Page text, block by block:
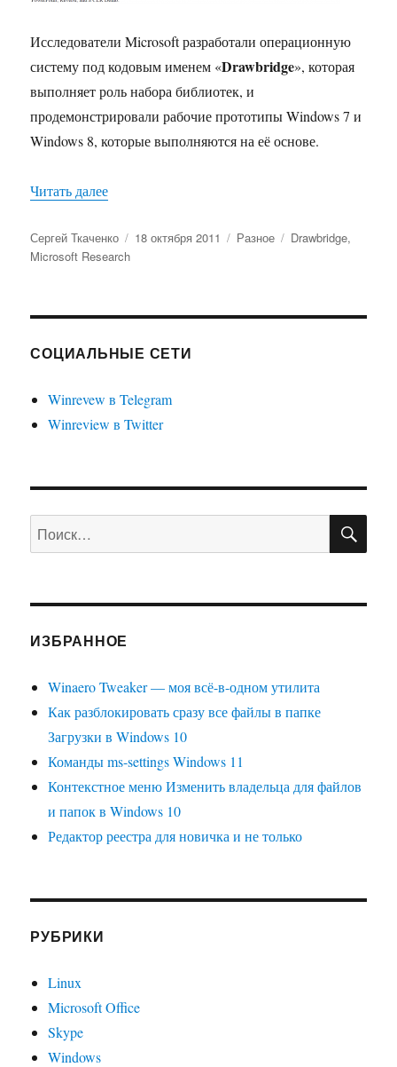
Исследователи Microsoft разработали операционную
систему под кодовым именем «Drawbridge», которая
выполняет роль набора библиотек, и
продемонстрировали рабочие прототипы Windows 7 и
Windows 8, которые выполняются на её основе.
Читать далее«Проект Microsoft Drawbridge — в поисках
Автор
Сергей Ткаченко Опубликовано
18 октября 2011 Рубрики
Разное Метки
Drawbridge,
Microsoft Research
СОЦИАЛЬНЫЕ СЕТИ
Winrevew в Telegram
Winreview в Twitter
Искать:
ИЗБРАННОЕ
Winaero Tweaker — моя всё-в-одном утилита
Как разблокировать сразу все файлы в папке
Загрузки в Windows 10
Команды ms-settings Windows 11
Контекстное меню Изменить владельца для файлов
и папок в Windows 10
Редактор реестра для новичка и не только
РУБРИКИ
Linux
Microsoft Office
Skype
Windows